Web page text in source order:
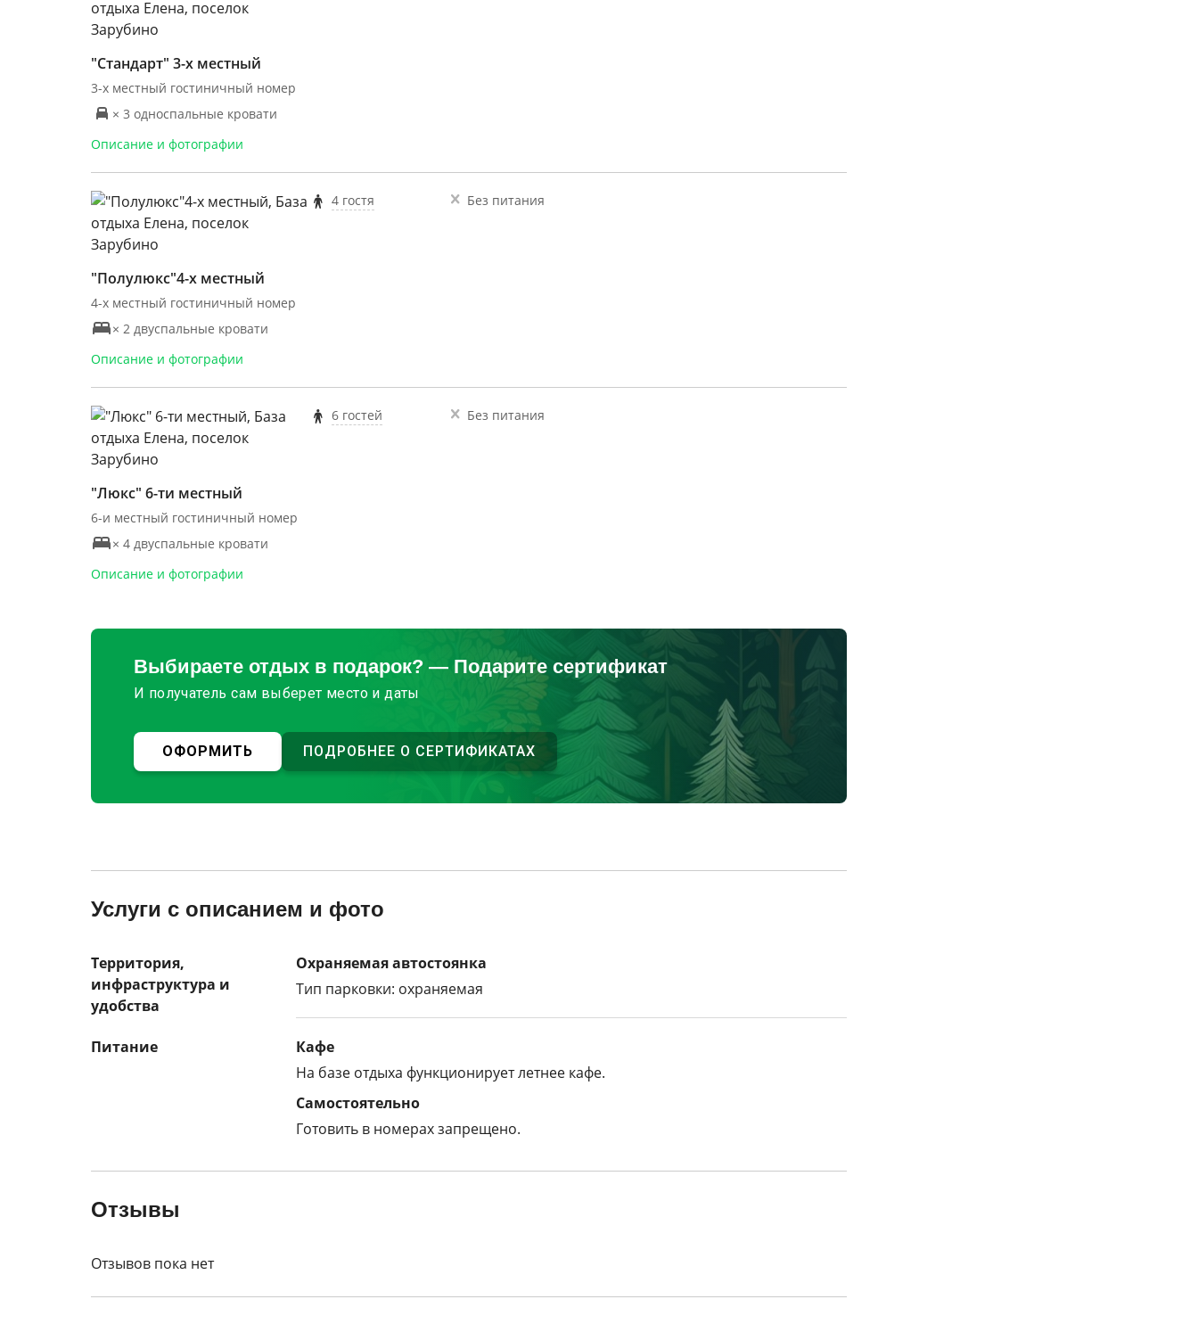
"Стандарт" 3-х местный
3-х местный гостиничный номер
× 3 односпальные кровати
Описание и фотографии
"Полулюкс"4-х местный
4-х местный гостиничный номер
× 2 двуспальные кровати
Описание и фотографии
4 гостя Без питания
"Люкс" 6-ти местный
6-и местный гостиничный номер
× 4 двуспальные кровати
Описание и фотографии
6 гостей Без питания
Выбираете отдых в подарок? — Подарите сертификат
И получатель сам выберет место и даты
ОФОРМИТЬ ПОДРОБНЕЕ О СЕРТИФИКАТАХ
Услуги с описанием и фото
Территория,
инфраструктура и
удобства
Охраняемая автостоянка
Тип парковки: охраняемая
Питание
Кафе
На базе отдыха функционирует летнее кафе.
Самостоятельно
Готовить в номерах запрещено.
Отзывы
Отзывов пока нет